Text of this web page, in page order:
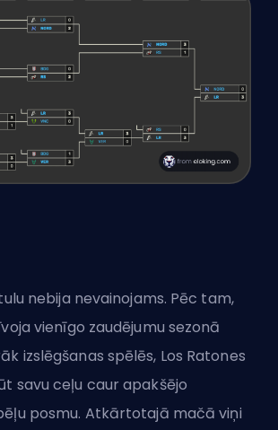
nebija nevainojams. Pēc tam,
vienīgo zaudējumu sezonā
izslēgšanas spēlēs, Los Ratones
savu ceļu caur apakšējo
posmu. Atkārtotajā mačā viņi